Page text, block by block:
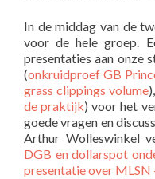
In de middag van de
voor de hele groep.
presentaties aan onze
(onkruidproef GB
grass clippings volume
de praktijk) voor het
goede vragen en
Arthur Wolleswinkel
DGB en dollarspot
presentatie over MLSN